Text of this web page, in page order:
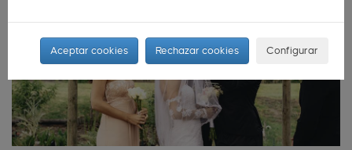
Aceptar cookies Rechazar cookies Configurar